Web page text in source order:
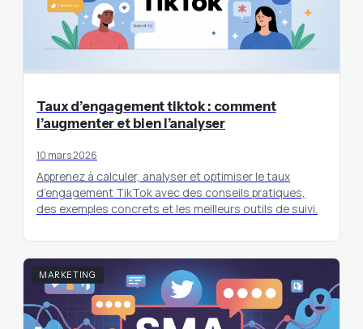
Taux d’engagement tiktok : comment
l’augmenter et bien l’analyser
10 mars 2026
Apprenez à calculer, analyser et optimiser le taux
d’engagement TikTok avec des conseils pratiques,
des exemples concrets et les meilleurs outils de suivi.
MARKETING